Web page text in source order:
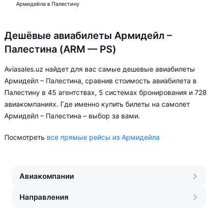
Армидейла в Палестину
Дешёвые авиабилеты Армидейл –
Палестина (ARM — PS)
Aviasales.uz найдет для вас самые дешевые авиабилеты
Армидейл – Палестина, сравнив стоимость авиабилета в
Палестину в 45 агентствах, 5 системах бронирования и 728
авиакомпаниях. Где именно купить билеты на самолет
Армидейл – Палестина – выбор за вами.
Посмотреть все прямые рейсы из Армидейла
Авиакомпании
Направления